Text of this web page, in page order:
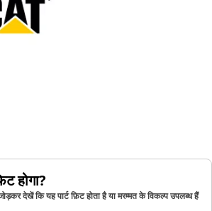
होगा?
देखें कि यह पार्ट फ़िट होता है या मरम्मत के विकल्प उपलब्ध हैं